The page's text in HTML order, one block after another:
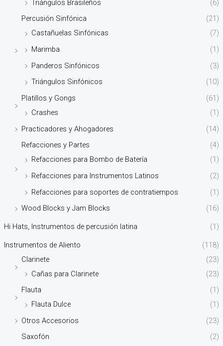
Triángulos Brasileños
(6)
Percusión Sinfónica
(21)
Castañuelas Sinfónicas
(7)
Marimba
(1)
Panderos Sinfónicos
(3)
Triángulos Sinfónicos
(10)
Platillos y Gongs
(61)
Crashes
(1)
Practicadores y Ahogadores
(14)
Refacciones y Partes
(4)
Refacciones para Bombo de Batería
(1)
Refacciones para Instrumentos Latinos
(2)
Refacciones para soportes de contratiempos
(1)
Wood Blocks y Jam Blocks
(16)
Hi Hats, Instrumentos de percusión latina (1)
Instrumentos de Aliento
(118)
Clarinete
(23)
Cañas para Clarinete
(23)
Flauta
(1)
Flauta Dulce
(1)
Otros Accesorios
(23)
Saxofón
(2)